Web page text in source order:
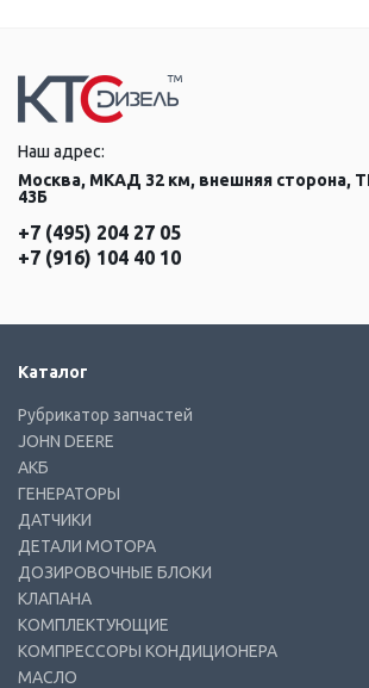
Наш адрес:
Москва, МКАД 32 км, внешняя сторона,
43Б
+7 (495) 204 27 05
+7 (916) 104 40 10
Каталог
Рубрикатор запчастей
JOHN DEERE
АКБ
ГЕНЕРАТОРЫ
ДАТЧИКИ
ДЕТАЛИ МОТОРА
ДОЗИРОВОЧНЫЕ БЛОКИ
КЛАПАНА
КОМПЛЕКТУЮЩИЕ
КОМПРЕССОРЫ КОНДИЦИОНЕРА
МАСЛО